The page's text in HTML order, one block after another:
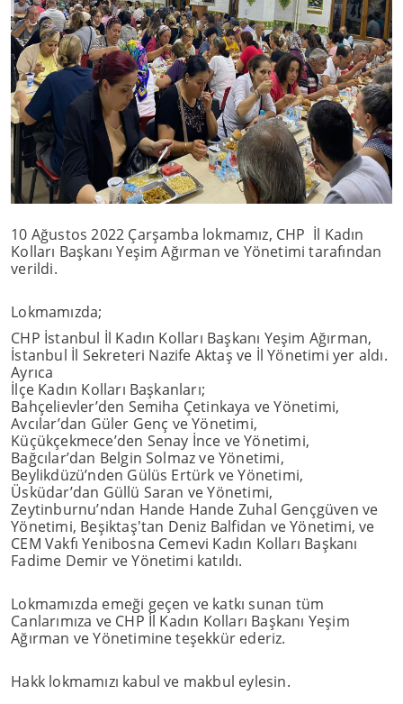
10 Ağustos 2022 Çarşamba lokmamız, CHP İl Kadın
Kolları Başkanı Yeşim Ağırman ve Yönetimi tarafından
verildi.
Lokmamızda;
CHP İstanbul İl Kadın Kolları Başkanı Yeşim Ağırman,
İstanbul İl Sekreteri Nazife Aktaş ve İl Yönetimi yer aldı.
Ayrıca
İlçe Kadın Kolları Başkanları;
Bahçelievler’den Semiha Çetinkaya ve Yönetimi,
Avcılar’dan Güler Genç ve Yönetimi,
Küçükçekmece’den Senay İnce ve Yönetimi,
Bağcılar’dan Belgin Solmaz ve Yönetimi,
Beylikdüzü’nden Gülüs Ertürk ve Yönetimi,
Üsküdar’dan Güllü Saran ve Yönetimi,
Zeytinburnu’ndan Hande Hande Zuhal Gençgüven ve
Yönetimi, Beşiktaş'tan Deniz Balfidan ve Yönetimi, ve
CEM Vakfı Yenibosna Cemevi Kadın Kolları Başkanı
Fadime Demir ve Yönetimi katıldı.
Lokmamızda emeği geçen ve katkı sunan tüm
Canlarımıza ve CHP İl Kadın Kolları Başkanı Yeşim
Ağırman ve Yönetimine teşekkür ederiz.
Hakk lokmamızı kabul ve makbul eylesin.